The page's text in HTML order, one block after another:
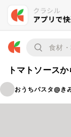
トマトソース
おうちパスタ@き